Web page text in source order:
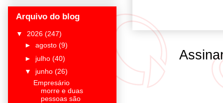
Arquivo do blog
▼ 2026 (247)
► agosto (9)
► julho (40)
▼ junho (26)
Empresário
morre e duas
pessoas são